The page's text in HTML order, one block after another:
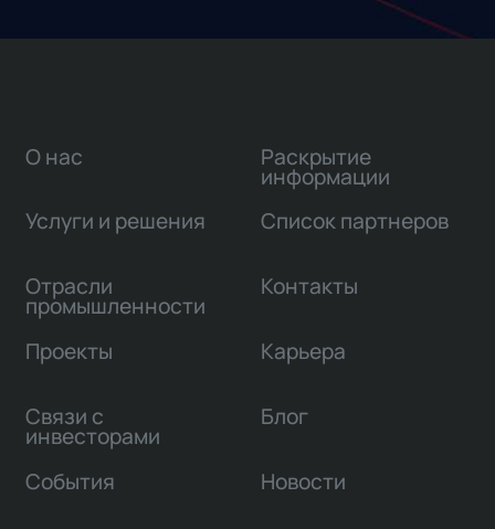
О нас
Услуги и решения
Отрасли
промышленности
Проекты
Связи с
инвесторами
Раскрытие
информации
Список партнеров
Контакты
Карьера
Блог
События Новости